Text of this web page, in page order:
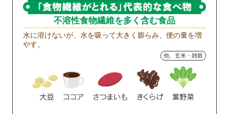
不溶性食物繊維を多く含む食品
水に溶けないが、水を吸って大きく膨らみ、便の量を増
やす。
他、玄米・雑穀